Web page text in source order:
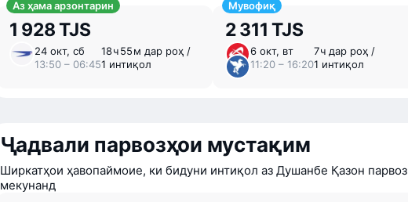
Аз ҳама арзонтарин
1 928 TJS
24 окт, сб
13:50 – 06:45
18 ⁠ч 55 ⁠м дар роҳ /
1 интиқол
Мувофиқ
2 311 TJS
6 окт, вт
11:20 – 16:20
7 ⁠ч дар роҳ /
1 интиқол
Ҷадвали парвозҳои мустақим
Ширкатҳои ҳавопаймоие, ки бидуни интиқол аз Душанбе Қазон парвоз
мекунанд